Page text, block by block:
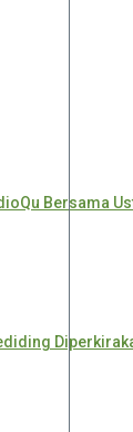
Bersama